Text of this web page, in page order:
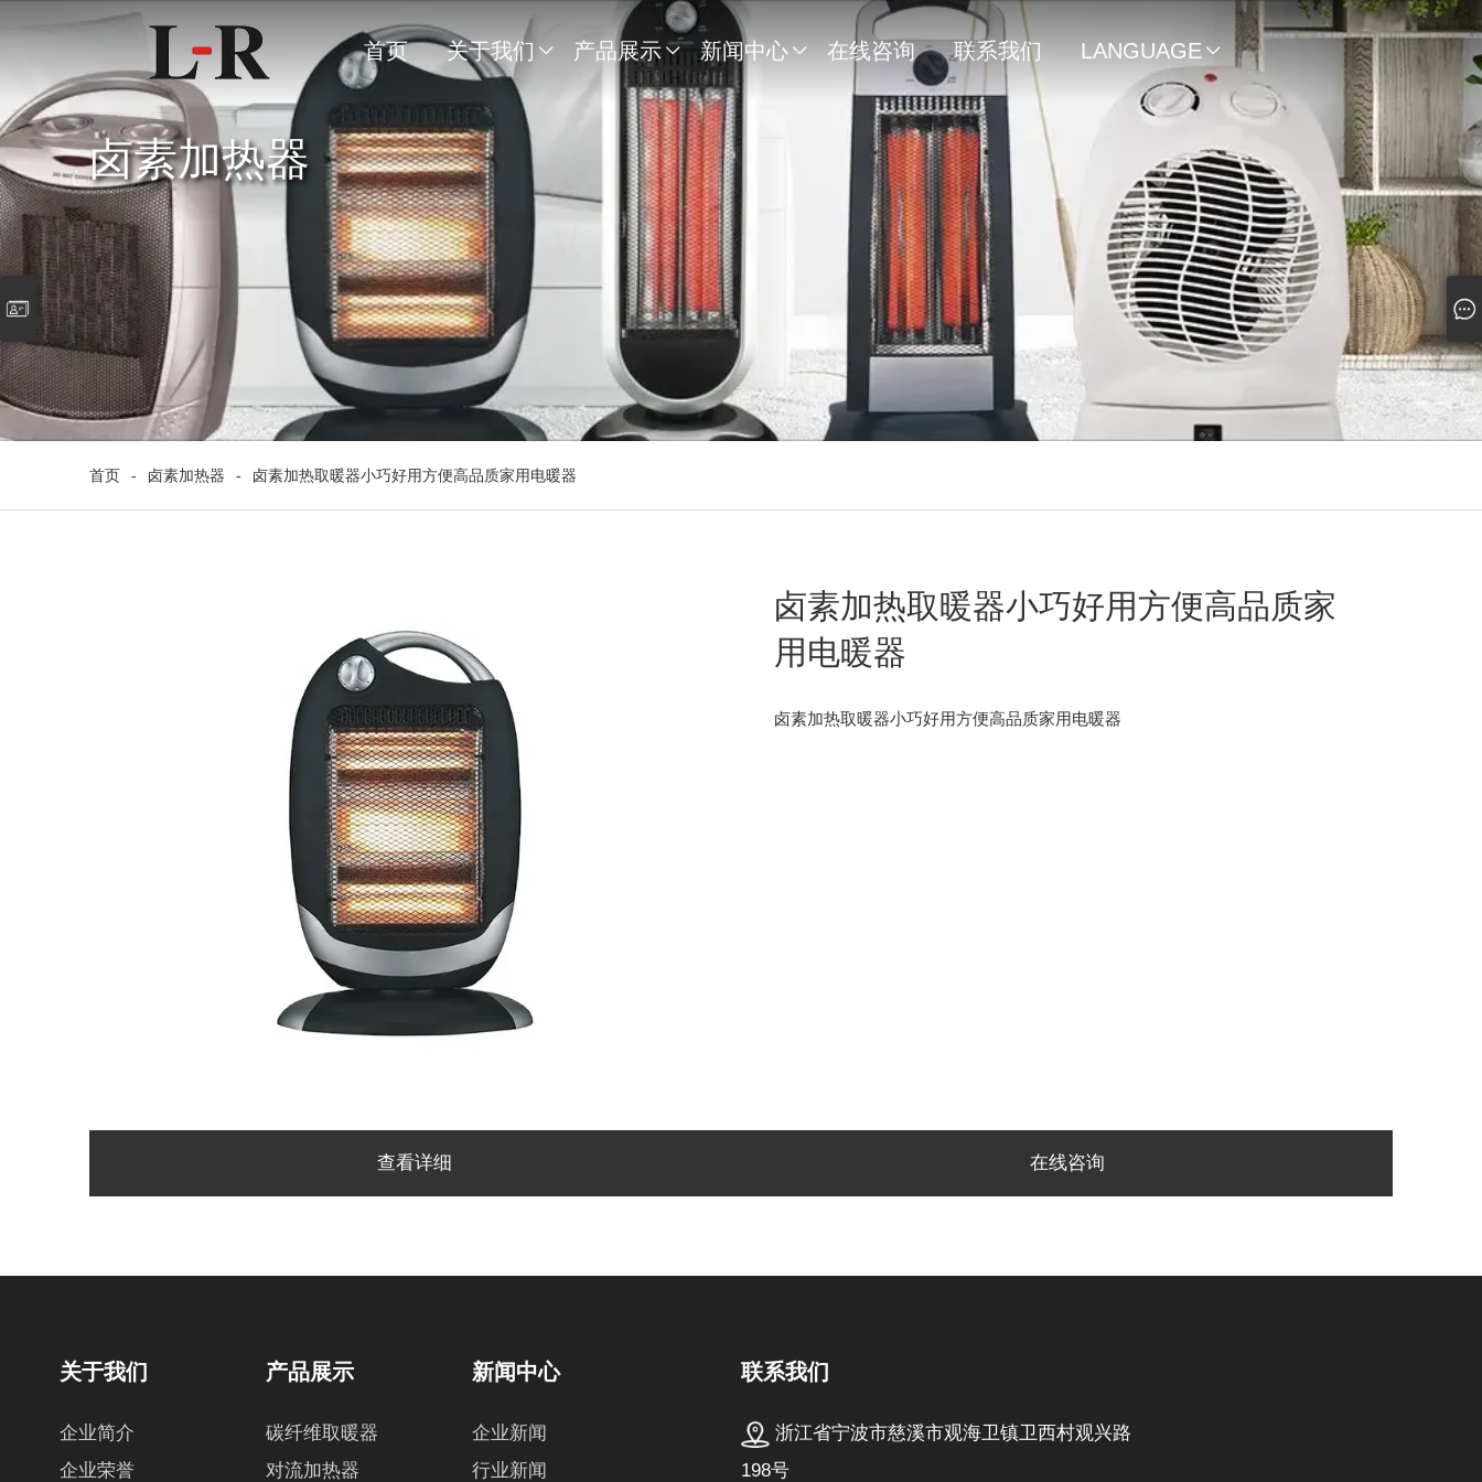
首页 关于我们  产品展示  新闻中心  在线咨询 联系我们 LANGUAGE 
卤素加热器
首页 - 卤素加热器 - 卤素加热取暖器小巧好用方便高品质家用电暖器
卤素加热取暖器小巧好用方便高品质家
用电暖器
卤素加热取暖器小巧好用方便高品质家用电暖器
查看详细 在线咨询
关于我们
企业简介
企业荣誉
产品展示
碳纤维取暖器
对流加热器
新闻中心
企业新闻
行业新闻
联系我们
浙江省宁波市慈溪市观海卫镇卫西村观兴路
198号